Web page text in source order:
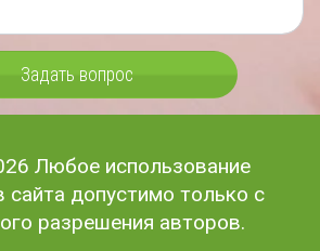
Задать вопрос
Любое использование
сайта допустимо только с
разрешения авторов.